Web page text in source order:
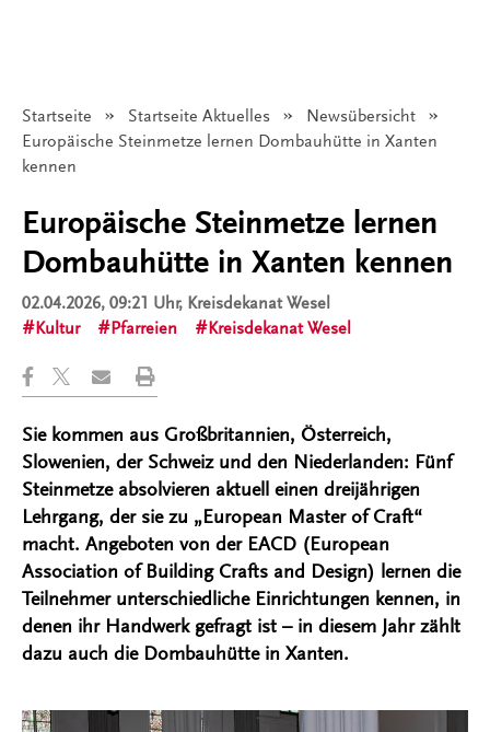
Startseite Startseite Aktuelles
Newsübersicht
Angezeigt:
Europäische Steinmetze lernen Dombauhütte in Xanten
kennen
Europäische Steinmetze lernen
Dombauhütte in Xanten kennen
02.04.2026, 09:21 Uhr, Kreisdekanat Wesel
Kultur
Pfarreien Kreisdekanat Wesel
Sie kommen aus Großbritannien, Österreich,
Slowenien, der Schweiz und den Niederlanden: Fünf
Steinmetze absolvieren aktuell einen dreijährigen
Lehrgang, der sie zu „European Master of Craft“
macht. Angeboten von der EACD (European
Association of Building Crafts and Design) lernen die
Teilnehmer unterschiedliche Einrichtungen kennen, in
denen ihr Handwerk gefragt ist – in diesem Jahr zählt
dazu auch die Dombauhütte in Xanten.